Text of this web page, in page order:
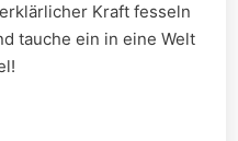
Kraft fesseln
⁣tauche ein in⁣ eine Welt​